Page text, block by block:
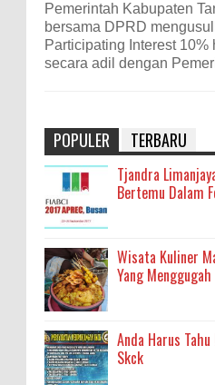
Pemerintah Kabupaten
bersama DPRD
Participating Interest
secara adil dengan
POPULER TERBARU
Tjandra
Bertemu Dalam
Wisata Kuliner
Yang
Anda Harus
Skck